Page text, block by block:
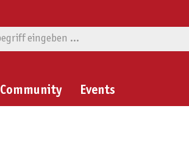
Community Events